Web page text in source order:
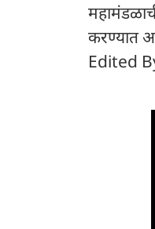
करण्यात
Edited